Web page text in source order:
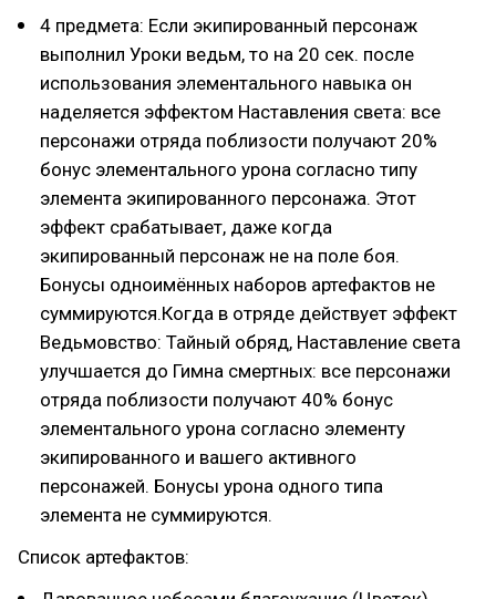
4 предмета: Если экипированный персонаж
выполнил Уроки ведьм, то на 20 сек. после
использования элементального навыка он
наделяется эффектом Наставления света: все
персонажи отряда поблизости получают 20%
бонус элементального урона согласно типу
элемента экипированного персонажа. Этот
эффект срабатывает, даже когда
экипированный персонаж не на поле боя.
Бонусы одноимённых наборов артефактов не
суммируются.Когда в отряде действует эффект
Ведьмовство: Тайный обряд, Наставление света
улучшается до Гимна смертных: все персонажи
отряда поблизости получают 40% бонус
элементального урона согласно элементу
экипированного и вашего активного
персонажей. Бонусы урона одного типа
элемента не суммируются.
Список артефактов: